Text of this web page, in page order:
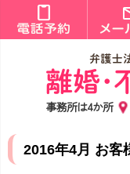
事務所は4か所
2016年4月 お客